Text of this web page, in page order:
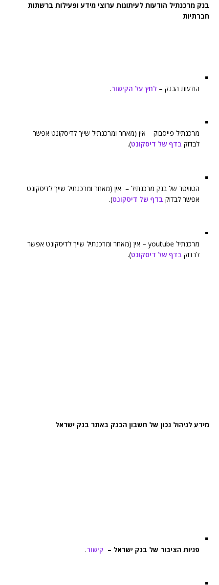
בנק מרכנתיל הודעות לעיתונות ערוצי מידע ופעילות ברשתות
חברתיות
הודעות הבנק – לחץ על הקישור.
מרכנתיל פייסבוק – אין (מאחר ומרכנתיל שייך לדיסקונט אפשר
לבדוק בדף של דיסקונט).
הטוויטר של בנק מרכנתיל – אין (מאחר ומרכנתיל שייך לדיסקונט
אפשר לבדוק בדף של דיסקונט).
מרכנתיל youtube – אין (מאחר ומרכנתיל שייך לדיסקונט אפשר
לבדוק בדף של דיסקונט).
מידע לניהול נכון של חשבון הבנק באתר בנק ישראל
פניות הציבור של בנק ישראל – קישור.